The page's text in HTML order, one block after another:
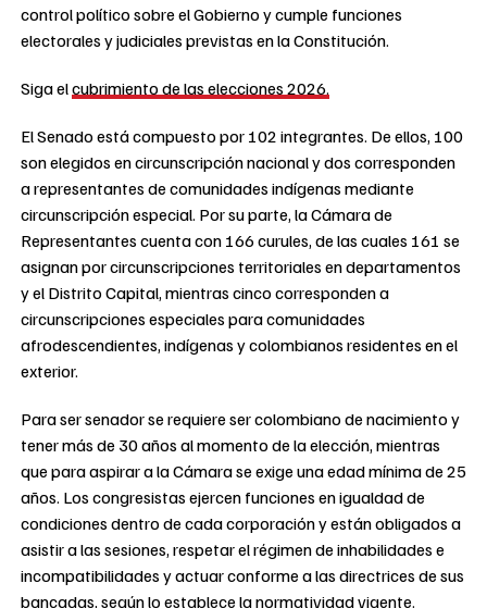
control político sobre el Gobierno y cumple funciones
electorales y judiciales previstas en la Constitución.
Siga elcubrimiento de las elecciones 2026.
El Senado está compuesto por 102 integrantes. De ellos, 100
son elegidos en circunscripción nacional y dos corresponden
a representantes de comunidades indígenas mediante
circunscripción especial. Por su parte, la Cámara de
Representantes cuenta con 166 curules, de las cuales 161 se
asignan por circunscripciones territoriales en departamentos
y el Distrito Capital, mientras cinco corresponden a
circunscripciones especiales para comunidades
afrodescendientes, indígenas y colombianos residentes en el
exterior.
Para ser senador se requiere ser colombiano de nacimiento y
tener más de 30 años al momento de la elección, mientras
que para aspirar a la Cámara se exige una edad mínima de 25
años. Los congresistas ejercen funciones en igualdad de
condiciones dentro de cada corporación y están obligados a
asistir a las sesiones, respetar el régimen de inhabilidades e
incompatibilidades y actuar conforme a las directrices de sus
bancadas, según lo establece la normatividad vigente.